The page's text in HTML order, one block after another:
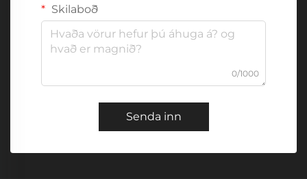
Skilaboð
0/1000
Senda inn